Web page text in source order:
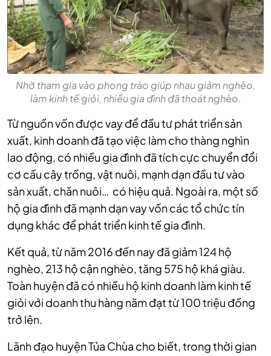
Nhờ tham gia vào phong trào giúp nhau giảm nghèo,
làm kinh tế giỏi, nhiều gia đình đã thoát nghèo.
Từ nguồn vốn được vay để đầu tư phát triển sản
xuất, kinh doanh đã tạo việc làm cho thàng nghìn
lao động, có nhiều gia đình đã tích cực chuyển đổi
cơ cấu cây trồng, vật nuôi, mạnh dạn đầu tư vào
sản xuất, chăn nuôi… có hiệu quả. Ngoài ra, một số
hộ gia đình đã mạnh dạn vay vốn các tổ chức tín
dụng khác để phát triển kinh tế gia đình.
Kết quả, từ năm 2016 đến nay đã giảm 124 hộ
nghèo, 213 hộ cận nghèo, tăng 575 hộ khá giàu.
Toàn huyện đã có nhiều hộ kinh doanh làm kinh tế
giỏi với doanh thu hàng năm đạt từ 100 triệu đồng
trở lên.
Lãnh đạo huyện Tủa Chùa cho biết, trong thời gian